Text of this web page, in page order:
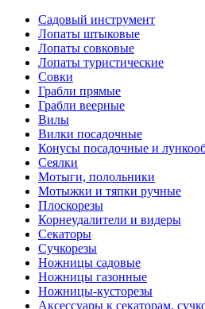
Садовый инструмент
Лопаты штыковые
Лопаты совковые
Лопаты туристические
Совки
Грабли прямые
Грабли веерные
Вилы
Вилки посадочные
Конусы посадочные и
Сеялки
Мотыги, полольники
Мотыжки и тяпки ручные
Плоскорезы
Корнеудалители и видеры
Секаторы
Сучкорезы
Ножницы садовые
Ножницы газонные
Ножницы-кусторезы
Аксессуары к секаторам,